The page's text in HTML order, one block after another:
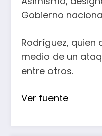
Gobierno
Rodríguez, quien
medio de un
entre otros.
Ver fuente